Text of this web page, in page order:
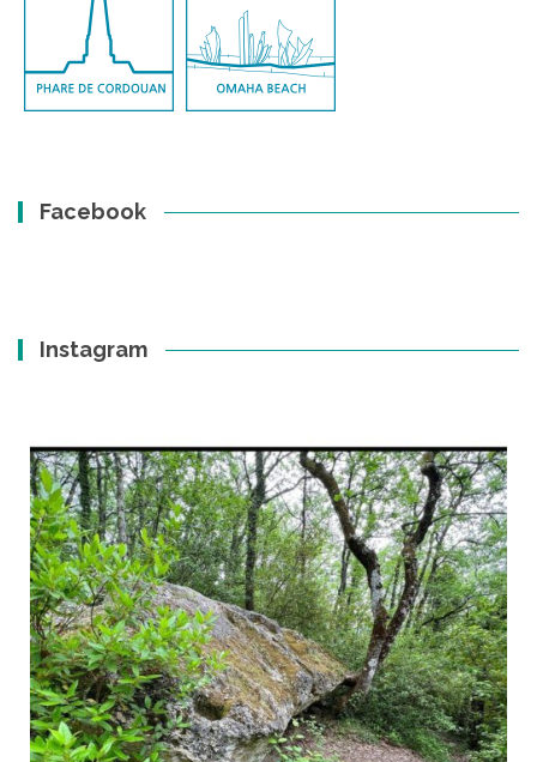
Facebook
Instagram